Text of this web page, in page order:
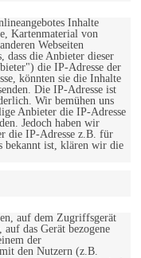
Inhalte
Kartenmaterial von
Webseiten
dass die Anbieter dieser
die IP-Adresse der
könnten sie die Inhalte
Die IP-Adresse ist
Wir bemühen uns
Anbieter die IP-Adresse
Jedoch haben wir
die IP-Adresse z.B. für
bekannt ist, klären wir die
auf dem Zugriffsgerät
das Gerät bezogene
der
den Nutzern (z.B.